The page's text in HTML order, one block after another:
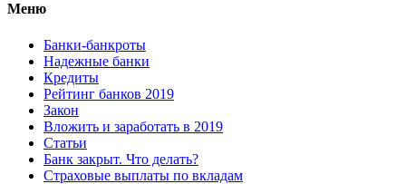
Меню
Банки-банкроты
Надежные банки
Кредиты
Рейтинг банков 2019
Закон
Вложить и заработать в 2019
Статьи
Банк закрыт. Что делать?
Страховые выплаты по вкладам